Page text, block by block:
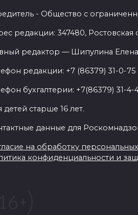
- Общество с
редакции: 347480,
редактор — Шипулина
редакции: +7 (86379) 31-0-
бухгалтерии: +7(86379) 31-4-
детей старше 16 лет.
данные для
на обработку
конфиденциальности и